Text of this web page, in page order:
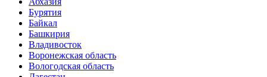
Бурятия
Байкал
Башкирия
Владивосток
Воронежская область
Вологодская область